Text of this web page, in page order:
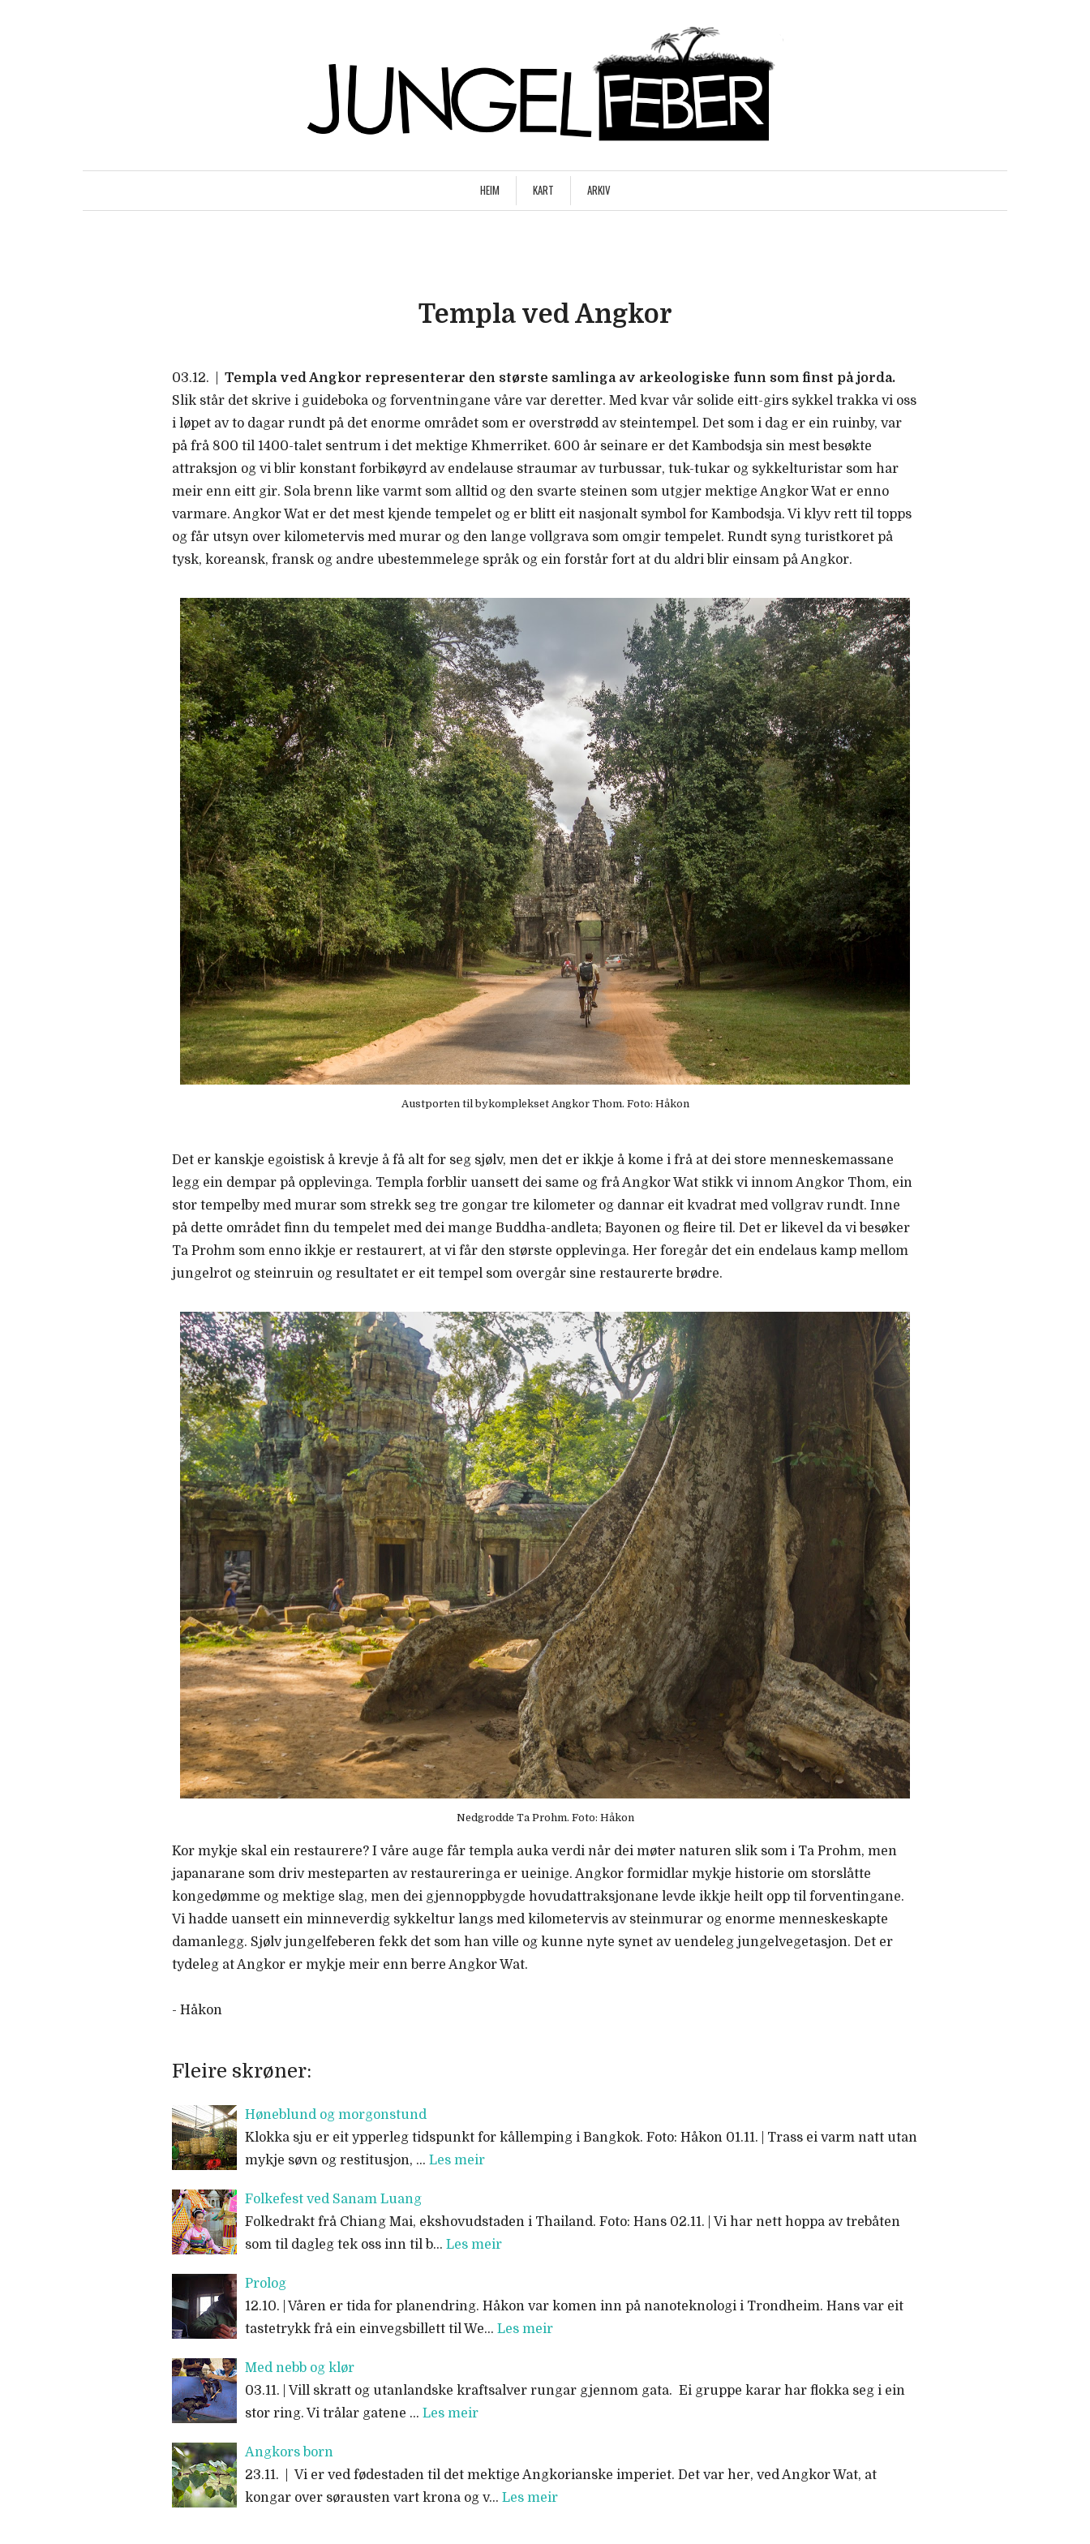
HEIM KART ARKIV
Templa ved Angkor
03.12.
Templa ved Angkor representerar den største samlinga av arkeologiske funn som finst på jorda.
Slik står det skrive i guideboka og forventningane våre var deretter. Med kvar vår solide eitt-girs sykkel trakka vi oss
i løpet av to dagar rundt på det enorme området som er overstrødd av steintempel. Det som i dag er ein ruinby, var
på frå 800 til 1400-talet sentrum i det mektige Khmerriket. 600 år seinare er det Kambodsja sin mest besøkte
attraksjon og vi blir konstant forbikøyrd av endelause straumar av turbussar, tuk-tukar og sykkelturistar som har
meir enn eitt gir. Sola brenn like varmt som alltid og den svarte steinen som utgjer mektige Angkor Wat er enno
varmare. Angkor Wat er det mest kjende tempelet og er blitt eit nasjonalt symbol for Kambodsja. Vi klyv rett til topps
og får utsyn over kilometervis med murar og den lange vollgrava som omgir tempelet. Rundt syng turistkoret på
tysk, koreansk, fransk og andre ubestemmelege språk og ein forstår fort at du aldri blir einsam på Angkor.
Austporten til bykomplekset Angkor Thom. Foto: Håkon
Det er kanskje egoistisk å krevje å få alt for seg sjølv, men det er ikkje å kome i frå at dei store menneskemassane
legg ein dempar på opplevinga. Templa forblir uansett dei same og frå Angkor Wat stikk vi innom Angkor Thom, ein
stor tempelby med murar som strekk seg tre gongar tre kilometer og dannar eit kvadrat med vollgrav rundt. Inne
på dette området finn du tempelet med dei mange Buddha-andleta; Bayonen og fleire til. Det er likevel da vi besøker
Ta Prohm som enno ikkje er restaurert, at vi får den største opplevinga. Her foregår det ein endelaus kamp mellom
jungelrot og steinruin og resultatet er eit tempel som overgår sine restaurerte brødre.
Nedgrodde Ta Prohm. Foto: Håkon
Kor mykje skal ein restaurere? I våre auge får templa auka verdi når dei møter naturen slik som i Ta Prohm, men
japanarane som driv mesteparten av restaureringa er ueinige. Angkor formidlar mykje historie om storslåtte
kongedømme og mektige slag, men dei gjennoppbygde hovudattraksjonane levde ikkje heilt opp til forventingane.
Vi hadde uansett ein minneverdig sykkeltur langs med kilometervis av steinmurar og enorme menneskeskapte
damanlegg. Sjølv jungelfeberen fekk det som han ville og kunne nyte synet av uendeleg jungelvegetasjon. Det er
tydeleg at Angkor er mykje meir enn berre Angkor Wat.
- Håkon
Fleire skrøner:
Høneblund og morgonstund
Klokka sju er eit ypperleg tidspunkt for kållemping i Bangkok. Foto: Håkon 01.11. | Trass ei varm natt utan
mykje søvn og restitusjon, … Les meir
Folkefest ved Sanam Luang
Folkedrakt frå Chiang Mai, ekshovudstaden i Thailand. Foto: Hans 02.11. | Vi har nett hoppa av trebåten
som til dagleg tek oss inn til b… Les meir
Prolog
12.10. | Våren er tida for planendring. Håkon var komen inn på nanoteknologi i Trondheim. Hans var eit
tastetrykk frå ein einvegsbillett til We… Les meir
Med nebb og klør
03.11. | Vill skratt og utanlandske kraftsalver rungar gjennom gata. Ei gruppe karar har flokka seg i ein
stor ring. Vi trålar gatene … Les meir
Angkors born
23.11. | Vi er ved fødestaden til det mektige Angkorianske imperiet. Det var her, ved Angkor Wat, at
kongar over sørausten vart krona og v… Les meir